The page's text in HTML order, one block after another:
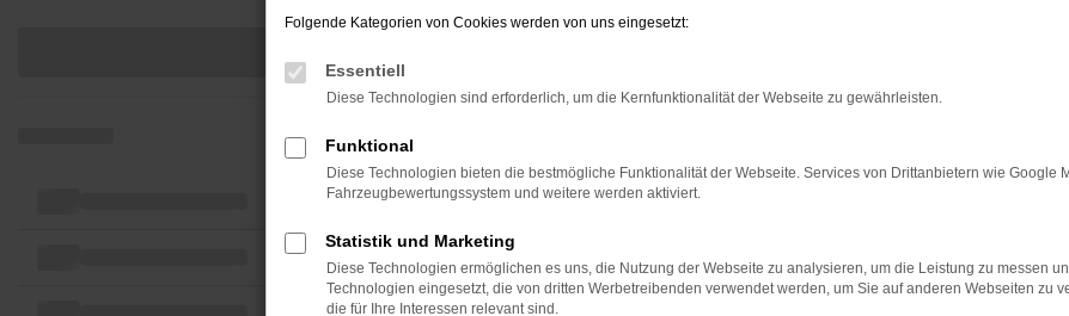
Folgende Kategorien von Cookies werden von uns eingesetzt:
Essentiell
Diese Technologien sind erforderlich, um die Kernfunktionalität der Webseite zu gewährleisten.
Funktional
Diese Technologien bieten die bestmögliche Funktionalität der Webseite. Services von Drittanbietern wie Google
Fahrzeugbewertungssystem und weitere werden aktiviert.
Statistik und Marketing
Diese Technologien ermöglichen es uns, die Nutzung der Webseite zu analysieren, um die Leistung zu messen
Technologien eingesetzt, die von dritten Werbetreibenden verwendet werden, um Sie auf anderen Webseiten zu
die für Ihre Interessen relevant sind.